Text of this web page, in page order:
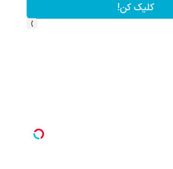
کلیک کن!
›